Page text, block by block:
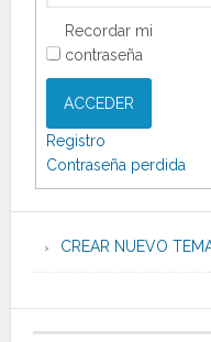
Recordar mi
contraseña
ACCEDER
Registro
Contraseña perdida
CREAR NUEVO